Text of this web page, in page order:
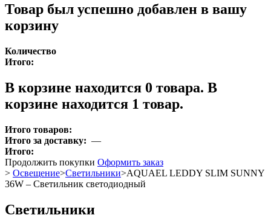
Товар был успешно добавлен в вашу
корзину
Количество
Итого:
В корзине находится 0 товара. В
корзине находится 1 товар.
Итого товаров:
Итого за доставку: —
Итого:
Продолжить покупки Оформить заказ
> Освещение>Светильники>AQUAEL LEDDY SLIM SUNNY
36W – Светильник светодиодный
Светильники